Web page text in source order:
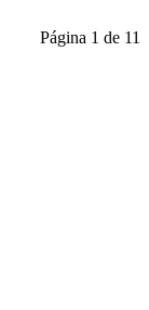
Página 1 de 11